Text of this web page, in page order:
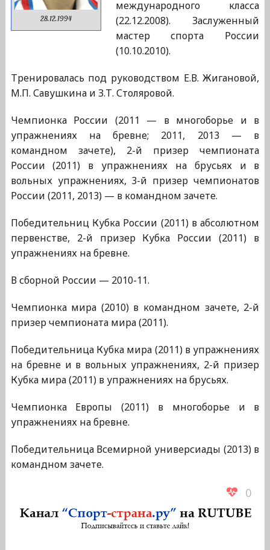
28.12.1994
международного класса
(22.12.2008). Заслуженный
мастер спорта России
(10.10.2010).
Тренировалась под руководством Е.В. Жигановой,
М.П. Савушкина и З.Т. Столяровой.
Чемпионка России (2011 — в многоборье и в
упражнениях на бревне; 2011, 2013 — в
командном зачете), 2-й призер чемпионата
России (2011) в упражнениях на брусьях и в
вольных упражнениях, 3-й призер чемпионатов
России (2011, 2013) — в командном зачете.
Победительниц Кубка России (2011) в абсолютном
первенстве, 2-й призер Кубка России (2011) в
упражнениях на бревне.
В сборной России — 2010-11.
Чемпионка мира (2010) в командном зачете, 2-й
призер чемпионата мира (2011).
Победительница Кубка мира (2011) в упражнениях
на бревне и в вольных упражнениях, 2-й призер
Кубка мира (2011) в упражнениях на брусьях.
Чемпионка Европы (2011) в многоборье и в
упражнениях на бревне.
Победительница Всемирной универсиады (2013) в
командном зачете.
0